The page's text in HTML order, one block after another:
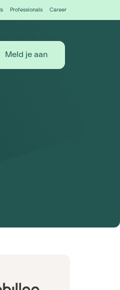
Professionals Career
Meld je aan